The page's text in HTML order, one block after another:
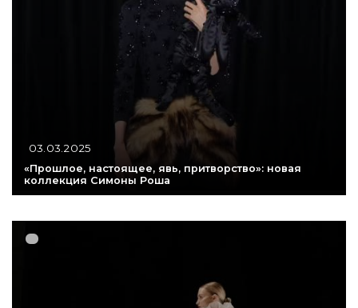
03.03.2025
«Прошлое, настоящее, явь, притворство»: новая
коллекция Симоны Роша